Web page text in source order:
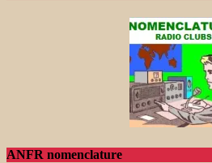
ANFR nomenclature